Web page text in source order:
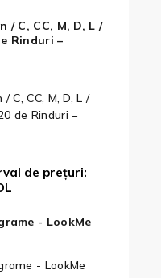
C, CC, M, D, L /
de Rinduri –
de prețuri:
- LookMe